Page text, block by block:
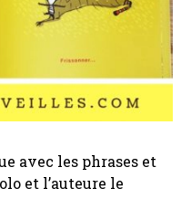
avec les phrases et
et l’auteure le